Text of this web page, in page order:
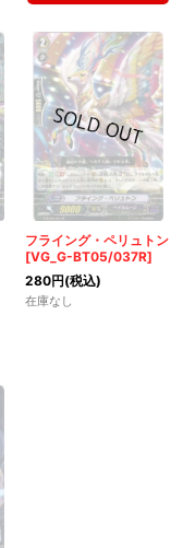
フライング・ペリュトン
[VG_G-BT05/037R]
280円(税込)
在庫なし